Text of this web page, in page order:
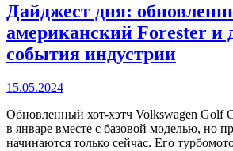
Дайджест дня:
американский Forester и
события индустрии
15.05.2024
Обновленный хот-хэтч Volkswagen Golf
в январе вместе с базовой моделью, но
начинаются только сейчас. Его